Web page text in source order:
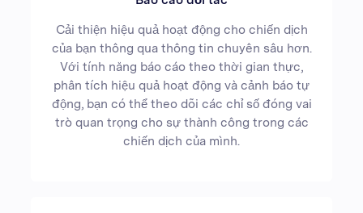
Cải thiện hiệu quả hoạt động cho chiến dịch
của bạn thông qua thông tin chuyên sâu hơn.
Với tính năng báo cáo theo thời gian thực,
phân tích hiệu quả hoạt động và cảnh báo tự
động, bạn có thể theo dõi các chỉ số đóng vai
trò quan trọng cho sự thành công trong các
chiến dịch của mình.